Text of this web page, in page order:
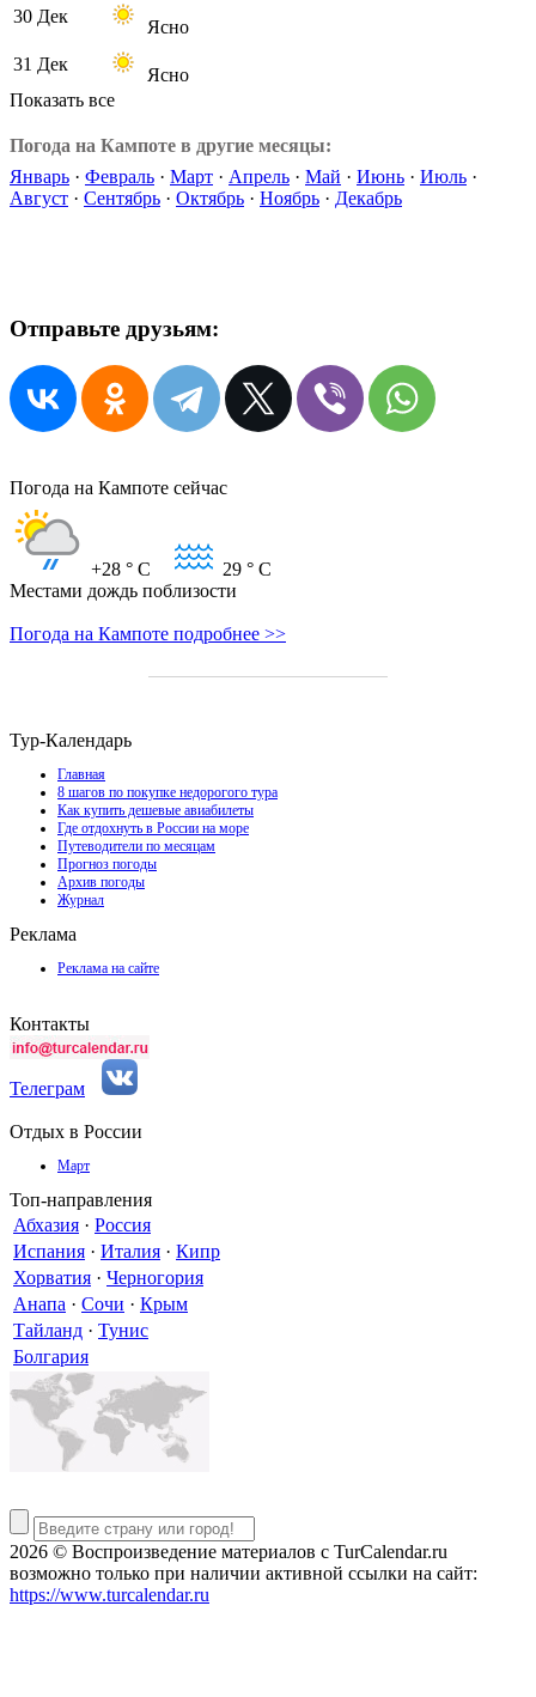
30 Дек
Ясно
31 Дек
Ясно
Показать все
Погода на Кампоте в другие месяцы:
Январь · Февраль · Март · Апрель · Май · Июнь · Июль ·
Август · Сентябрь · Октябрь · Ноябрь · Декабрь
Отправьте друзьям:
Погода на Кампоте сейчас
+28 ° C 29 ° C
Местами дождь поблизости
Погода на Кампоте подробнее >>
Тур-Календарь
Главная
8 шагов по покупке недорогого тура
Как купить дешевые авиабилеты
Где отдохнуть в России на море
Путеводители по месяцам
Прогноз погоды
Архив погоды
Журнал
Реклама
Реклама на сайте
Контакты
Телеграм
Отдых в России
Март
Топ-направления
Абхазия · Россия
Испания · Италия · Кипр
Хорватия · Черногория
Анапа · Сочи · Крым
Тайланд · Тунис
Болгария
2026 © Воспроизведение материалов c TurCalendar.ru
возможно только при наличии активной ссылки на сайт:
https://www.turcalendar.ru